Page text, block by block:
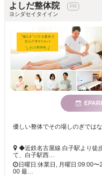
よしだ整体院
ヨシダセイタイイン
◆近鉄名古屋線 白子駅より徒
て、白子駅西…
日曜日:休業日, 月曜日:09:00
00 最…